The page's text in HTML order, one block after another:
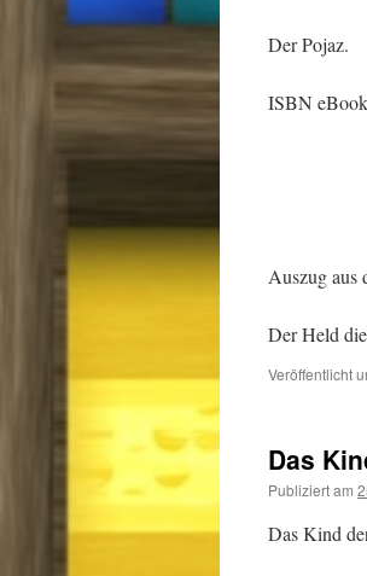
Der Pojaz.
ISBN
Auszug aus
Der Held
Veröffentlicht
Das
Publiziert am
Das Kind